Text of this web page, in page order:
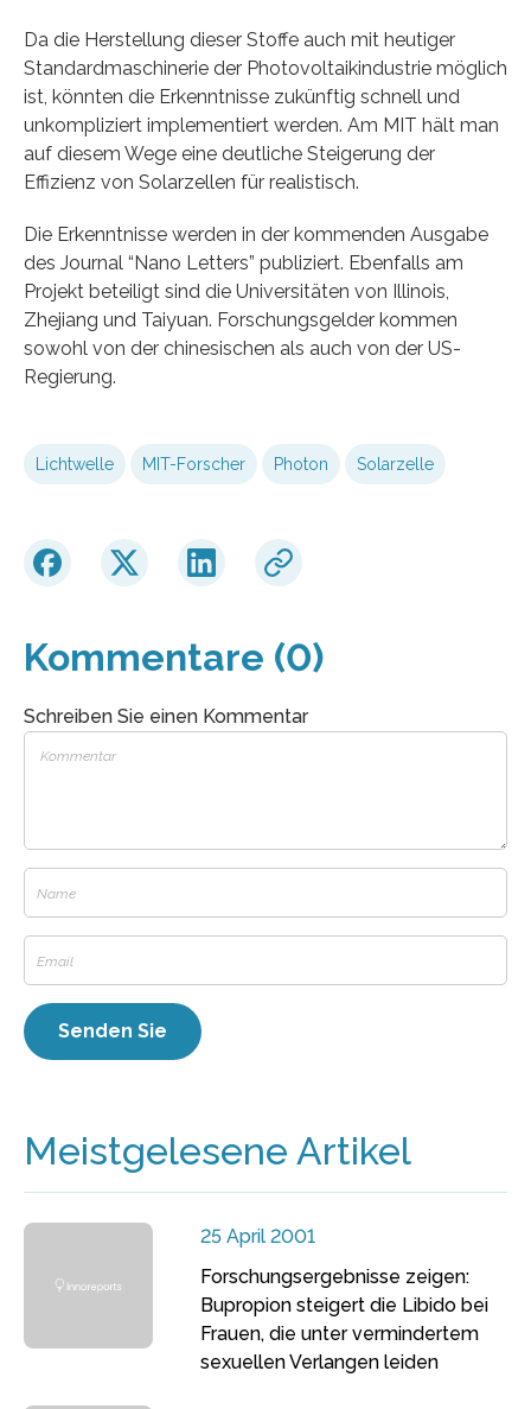
Da die Herstellung dieser Stoffe auch mit heutiger
Standardmaschinerie der Photovoltaikindustrie möglich
ist, könnten die Erkenntnisse zukünftig schnell und
unkompliziert implementiert werden. Am MIT hält man
auf diesem Wege eine deutliche Steigerung der
Effizienz von Solarzellen für realistisch.
Die Erkenntnisse werden in der kommenden Ausgabe
des Journal “Nano Letters” publiziert. Ebenfalls am
Projekt beteiligt sind die Universitäten von Illinois,
Zhejiang und Taiyuan. Forschungsgelder kommen
sowohl von der chinesischen als auch von der US-
Regierung.
Lichtwelle MIT-Forscher Photon Solarzelle
Kommentare (0)
Schreiben Sie einen Kommentar
Meistgelesene Artikel
25 April 2001
Forschungsergebnisse zeigen:
Bupropion steigert die Libido bei
Frauen, die unter vermindertem
sexuellen Verlangen leiden